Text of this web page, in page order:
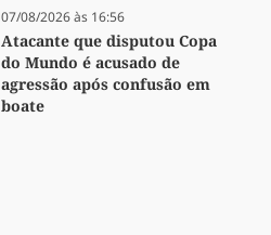
07/08/2026 às 16:56
Atacante que disputou Copa
do Mundo é acusado de
agressão após confusão em
boate